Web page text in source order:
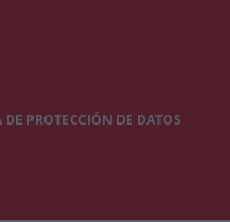
PROTECCIÓN DE DATOS